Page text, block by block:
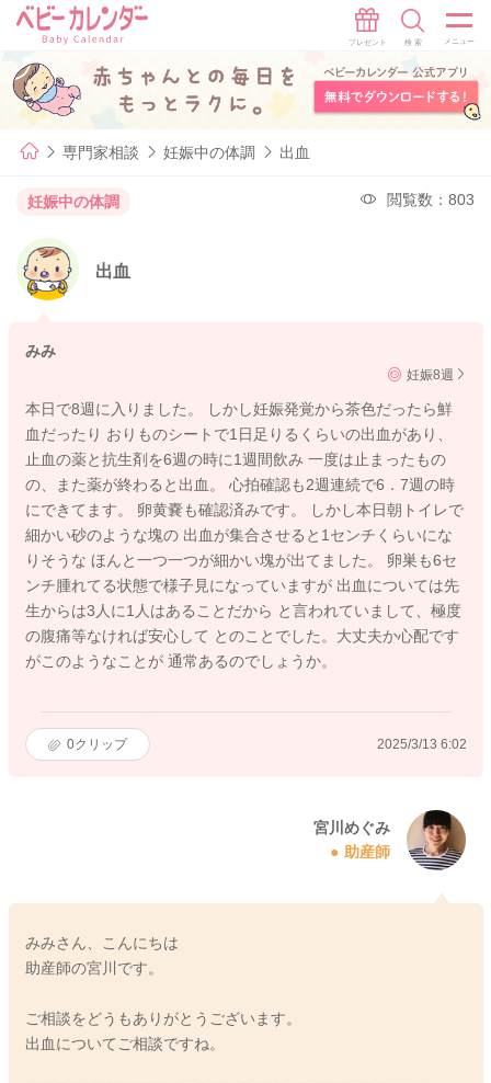
専門家相談 妊娠中の体調 出血
妊娠中の体調 閲覧数：803
出血
みみ
妊娠8週
本日で8週に入りました。 しかし妊娠発覚から茶色だったら鮮
血だったり おりものシートで1日足りるくらいの出血があり、
止血の薬と抗生剤を6週の時に1週間飲み 一度は止まったもの
の、また薬が終わると出血。 心拍確認も2週連続で6．7週の時
にできてます。 卵黄嚢も確認済みです。 しかし本日朝トイレで
細かい砂のような塊の 出血が集合させると1センチくらいにな
りそうな ほんと一つ一つが細かい塊が出てました。 卵巣も6セ
ンチ腫れてる状態で様子見になっていますが 出血については先
生からは3人に1人はあることだから と言われていまして、極度
の腹痛等なければ安心して とのことでした。大丈夫か心配です
がこのようなことが 通常あるのでしょうか。
0クリップ 2025/3/13 6:02
宮川めぐみ
助産師
みみさん、こんにちは
助産師の宮川です。
ご相談をどうもありがとうございます。
出血についてご相談ですね。